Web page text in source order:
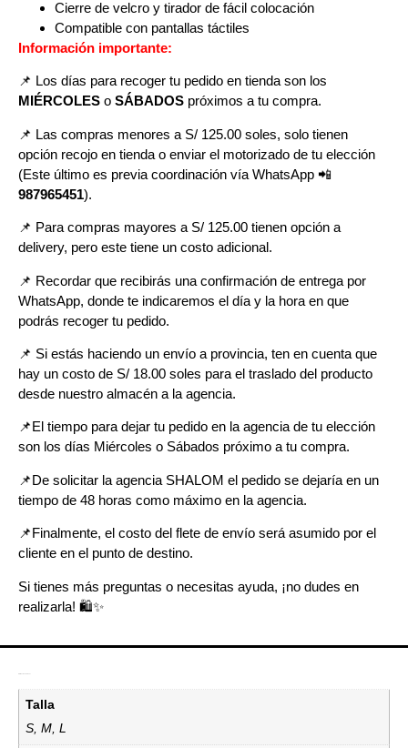
Cierre de velcro y tirador de fácil colocación
Compatible con pantallas táctiles
Información importante:
📌 Los días para recoger tu pedido en tienda son los
MIÉRCOLES o SÁBADOS próximos a tu compra.
📌 Las compras menores a S/ 125.00 soles, solo tienen
opción recojo en tienda o enviar el motorizado de tu elección
(Este último es previa coordinación vía WhatsApp 📲
987965451).
📌 Para compras mayores a S/ 125.00 tienen opción a
delivery, pero este tiene un costo adicional.
📌 Recordar que recibirás una confirmación de entrega por
WhatsApp, donde te indicaremos el día y la hora en que
podrás recoger tu pedido.
📌 Si estás haciendo un envío a provincia, ten en cuenta que
hay un costo de S/ 18.00 soles para el traslado del producto
desde nuestro almacén a la agencia.
📌El tiempo para dejar tu pedido en la agencia de tu elección
son los días Miércoles o Sábados próximo a tu compra.
📌De solicitar la agencia SHALOM el pedido se dejaría en un
tiempo de 48 horas como máximo en la agencia.
📌Finalmente, el costo del flete de envío será asumido por el
cliente en el punto de destino.
Si tienes más preguntas o necesitas ayuda, ¡no dudes en
realizarla! 🛍️✨
Talla
S, M, L